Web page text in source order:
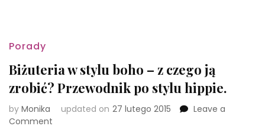
Porady
Biżuteria w stylu boho – z czego ją
zrobić? Przewodnik po stylu hippie.
by Monika updated on 27 lutego 2015
Leave a
Comment